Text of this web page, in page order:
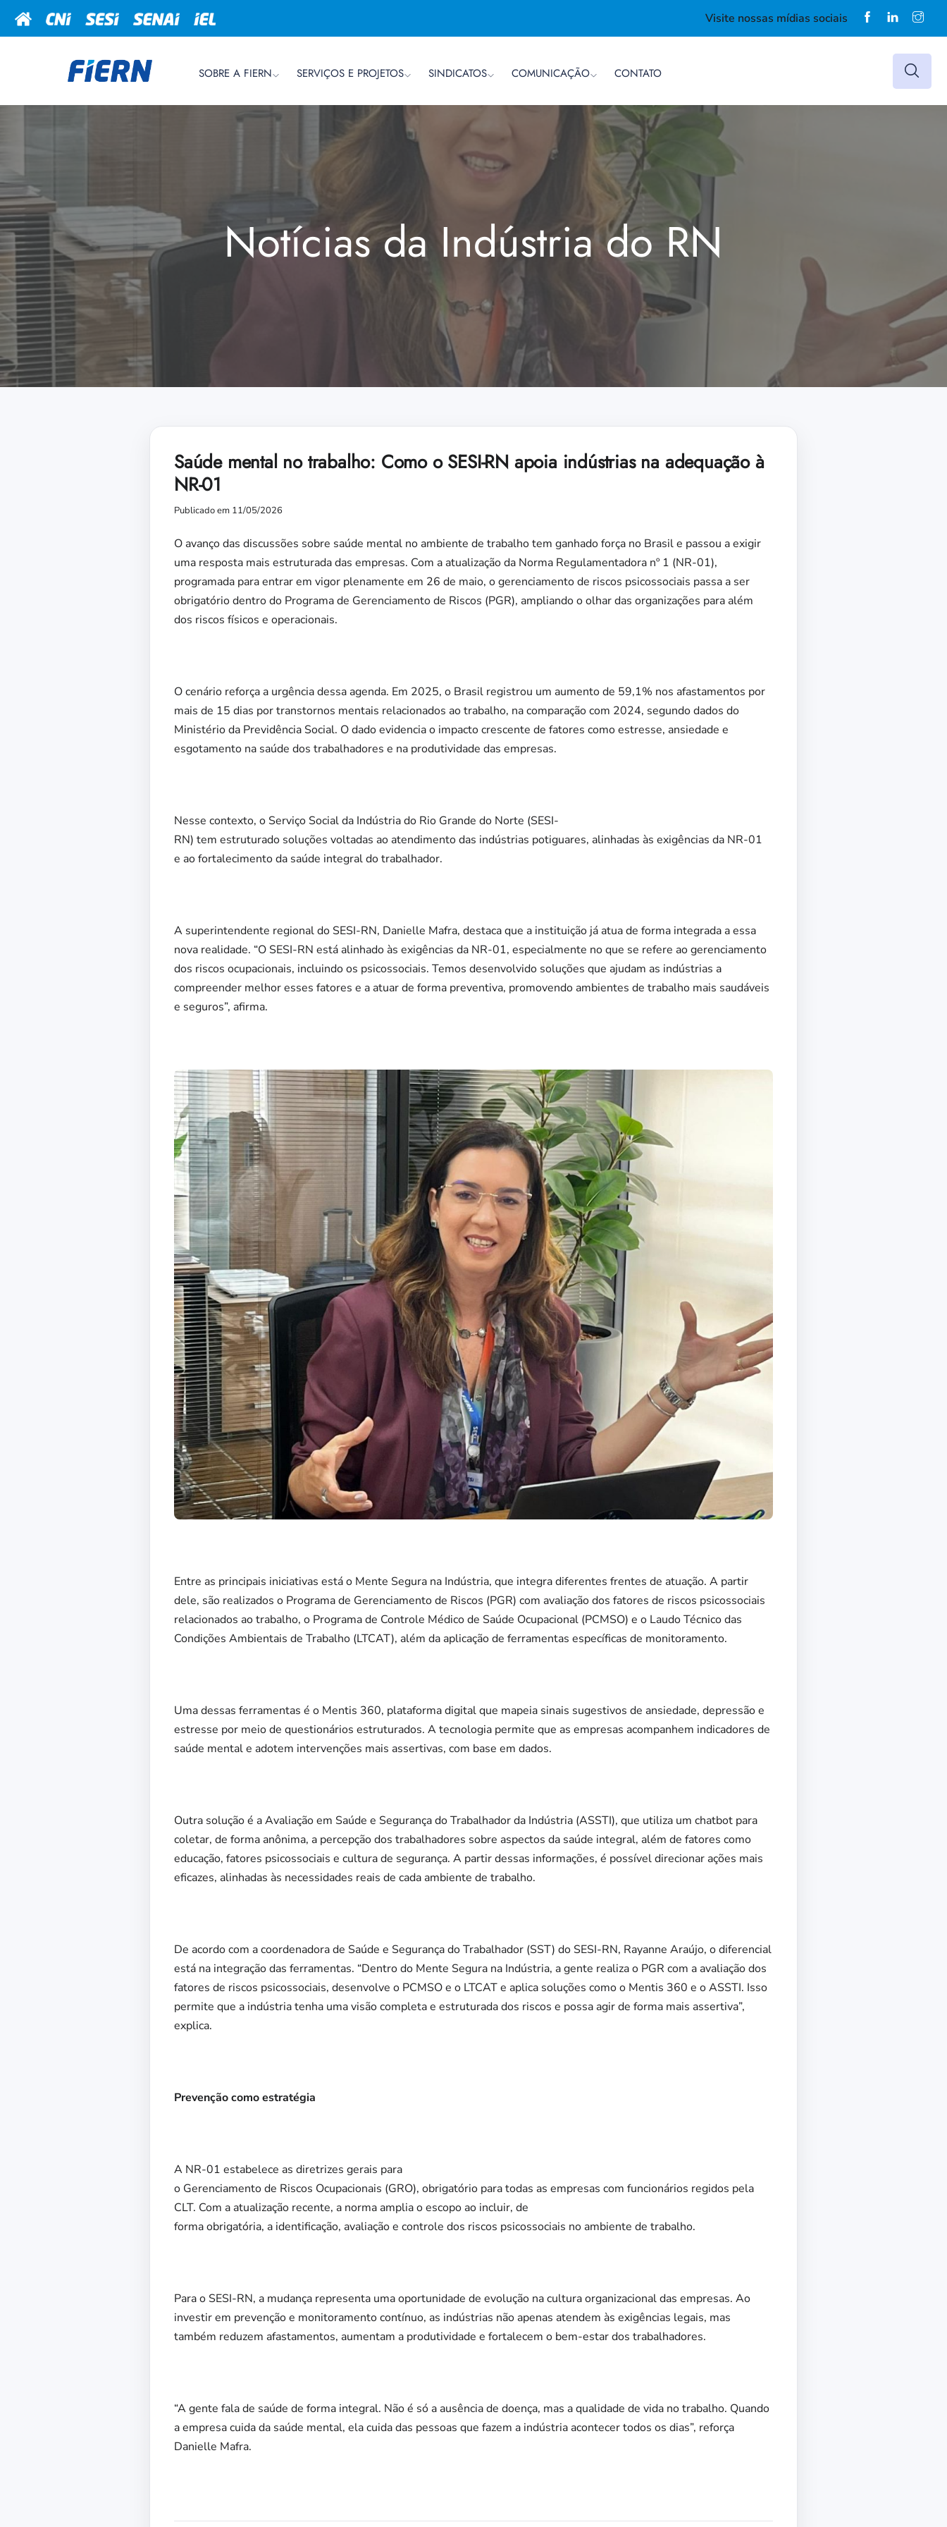
Visite nossas mídias sociais
SOBRE A FIERN SERVIÇOS E PROJETOS SINDICATOS COMUNICAÇÃO CONTATO
Notícias da Indústria do RN
Saúde mental no trabalho: Como o SESI-RN apoia indústrias na adequação à
NR-01
Publicado em 11/05/2026
O avanço das discussões sobre saúde mental no ambiente de trabalho tem ganhado força no Brasil e passou a exigir
uma resposta mais estruturada das empresas. Com a atualização da Norma Regulamentadora nº 1 (NR-01),
programada para entrar em vigor plenamente em 26 de maio, o gerenciamento de riscos psicossociais passa a ser
obrigatório dentro do Programa de Gerenciamento de Riscos (PGR), ampliando o olhar das organizações para além
dos riscos físicos e operacionais.
O cenário reforça a urgência dessa agenda. Em 2025, o Brasil registrou um aumento de 59,1% nos afastamentos por
mais de 15 dias por transtornos mentais relacionados ao trabalho, na comparação com 2024, segundo dados do
Ministério da Previdência Social. O dado evidencia o impacto crescente de fatores como estresse, ansiedade e
esgotamento na saúde dos trabalhadores e na produtividade das empresas.
Nesse contexto, o Serviço Social da Indústria do Rio Grande do Norte (SESI-
RN) tem estruturado soluções voltadas ao atendimento das indústrias potiguares, alinhadas às exigências da NR-01
e ao fortalecimento da saúde integral do trabalhador.
A superintendente regional do SESI-RN, Danielle Mafra, destaca que a instituição já atua de forma integrada a essa
nova realidade. “O SESI-RN está alinhado às exigências da NR-01, especialmente no que se refere ao gerenciamento
dos riscos ocupacionais, incluindo os psicossociais. Temos desenvolvido soluções que ajudam as indústrias a
compreender melhor esses fatores e a atuar de forma preventiva, promovendo ambientes de trabalho mais saudáveis
e seguros”, afirma.
Entre as principais iniciativas está o Mente Segura na Indústria, que integra diferentes frentes de atuação. A partir
dele, são realizados o Programa de Gerenciamento de Riscos (PGR) com avaliação dos fatores de riscos psicossociais
relacionados ao trabalho, o Programa de Controle Médico de Saúde Ocupacional (PCMSO) e o Laudo Técnico das
Condições Ambientais de Trabalho (LTCAT), além da aplicação de ferramentas específicas de monitoramento.
Uma dessas ferramentas é o Mentis 360, plataforma digital que mapeia sinais sugestivos de ansiedade, depressão e
estresse por meio de questionários estruturados. A tecnologia permite que as empresas acompanhem indicadores de
saúde mental e adotem intervenções mais assertivas, com base em dados.
Outra solução é a Avaliação em Saúde e Segurança do Trabalhador da Indústria (ASSTI), que utiliza um chatbot para
coletar, de forma anônima, a percepção dos trabalhadores sobre aspectos da saúde integral, além de fatores como
educação, fatores psicossociais e cultura de segurança. A partir dessas informações, é possível direcionar ações mais
eficazes, alinhadas às necessidades reais de cada ambiente de trabalho.
De acordo com a coordenadora de Saúde e Segurança do Trabalhador (SST) do SESI-RN, Rayanne Araújo, o diferencial
está na integração das ferramentas. “Dentro do Mente Segura na Indústria, a gente realiza o PGR com a avaliação dos
fatores de riscos psicossociais, desenvolve o PCMSO e o LTCAT e aplica soluções como o Mentis 360 e o ASSTI. Isso
permite que a indústria tenha uma visão completa e estruturada dos riscos e possa agir de forma mais assertiva”,
explica.
Prevenção como estratégia
A NR-01 estabelece as diretrizes gerais para
o Gerenciamento de Riscos Ocupacionais (GRO), obrigatório para todas as empresas com funcionários regidos pela
CLT. Com a atualização recente, a norma amplia o escopo ao incluir, de
forma obrigatória, a identificação, avaliação e controle dos riscos psicossociais no ambiente de trabalho.
Para o SESI-RN, a mudança representa uma oportunidade de evolução na cultura organizacional das empresas. Ao
investir em prevenção e monitoramento contínuo, as indústrias não apenas atendem às exigências legais, mas
também reduzem afastamentos, aumentam a produtividade e fortalecem o bem-estar dos trabalhadores.
“A gente fala de saúde de forma integral. Não é só a ausência de doença, mas a qualidade de vida no trabalho. Quando
a empresa cuida da saúde mental, ela cuida das pessoas que fazem a indústria acontecer todos os dias”, reforça
Danielle Mafra.